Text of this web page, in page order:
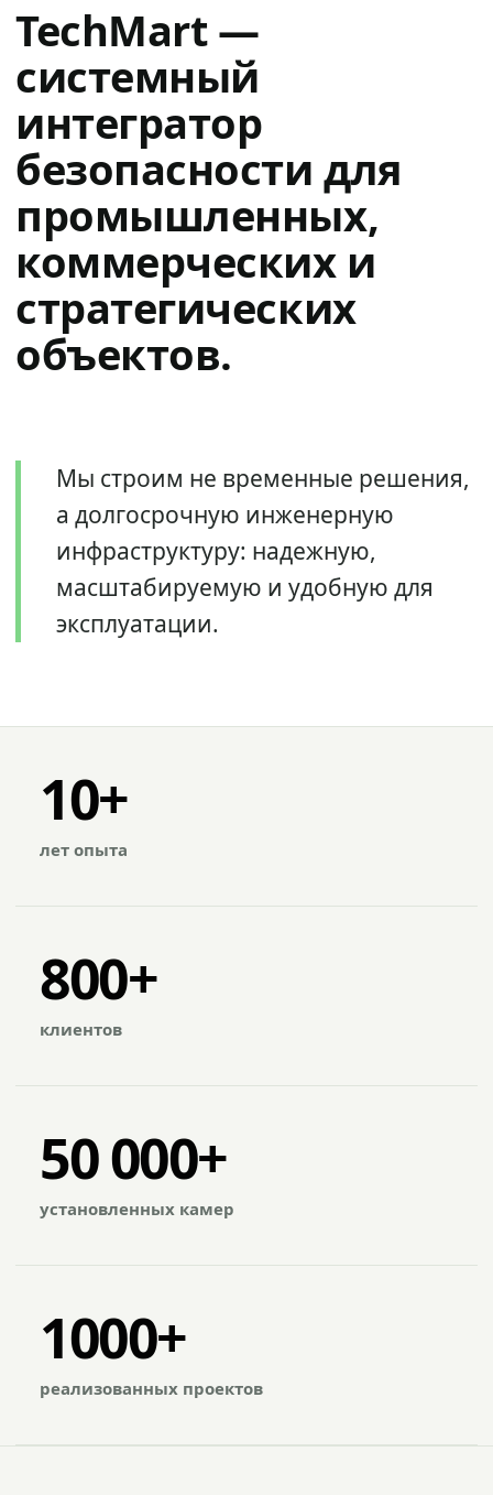
TechMart —
системный
интегратор
безопасности для
промышленных,
коммерческих и
стратегических
объектов.
Мы строим не временные решения,
а долгосрочную инженерную
инфраструктуру: надежную,
масштабируемую и удобную для
эксплуатации.
10+
лет опыта
800+
клиентов
50 000+
установленных камер
1000+
реализованных проектов